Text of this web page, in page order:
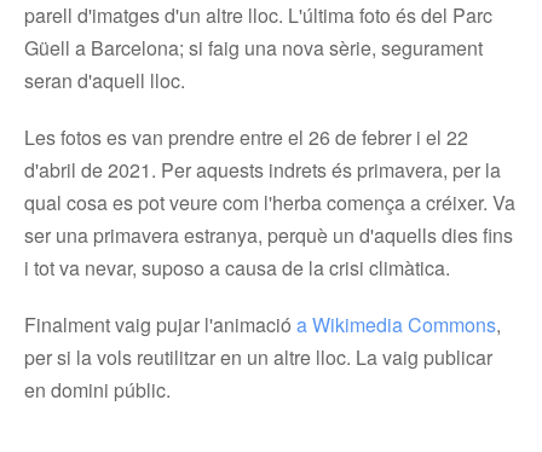
parell d'imatges d'un altre lloc. L'última foto és del Parc
Güell a Barcelona; si faig una nova sèrie, segurament
seran d'aquell lloc.
Les fotos es van prendre entre el 26 de febrer i el 22
d'abril de 2021. Per aquests indrets és primavera, per la
qual cosa es pot veure com l'herba comença a créixer. Va
ser una primavera estranya, perquè un d'aquells dies fins
i tot va nevar, suposo a causa de la crisi climàtica.
Finalment vaig pujar l'animació a Wikimedia Commons,
per si la vols reutilitzar en un altre lloc. La vaig publicar
en domini públic.